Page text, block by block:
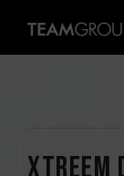
XTREEM